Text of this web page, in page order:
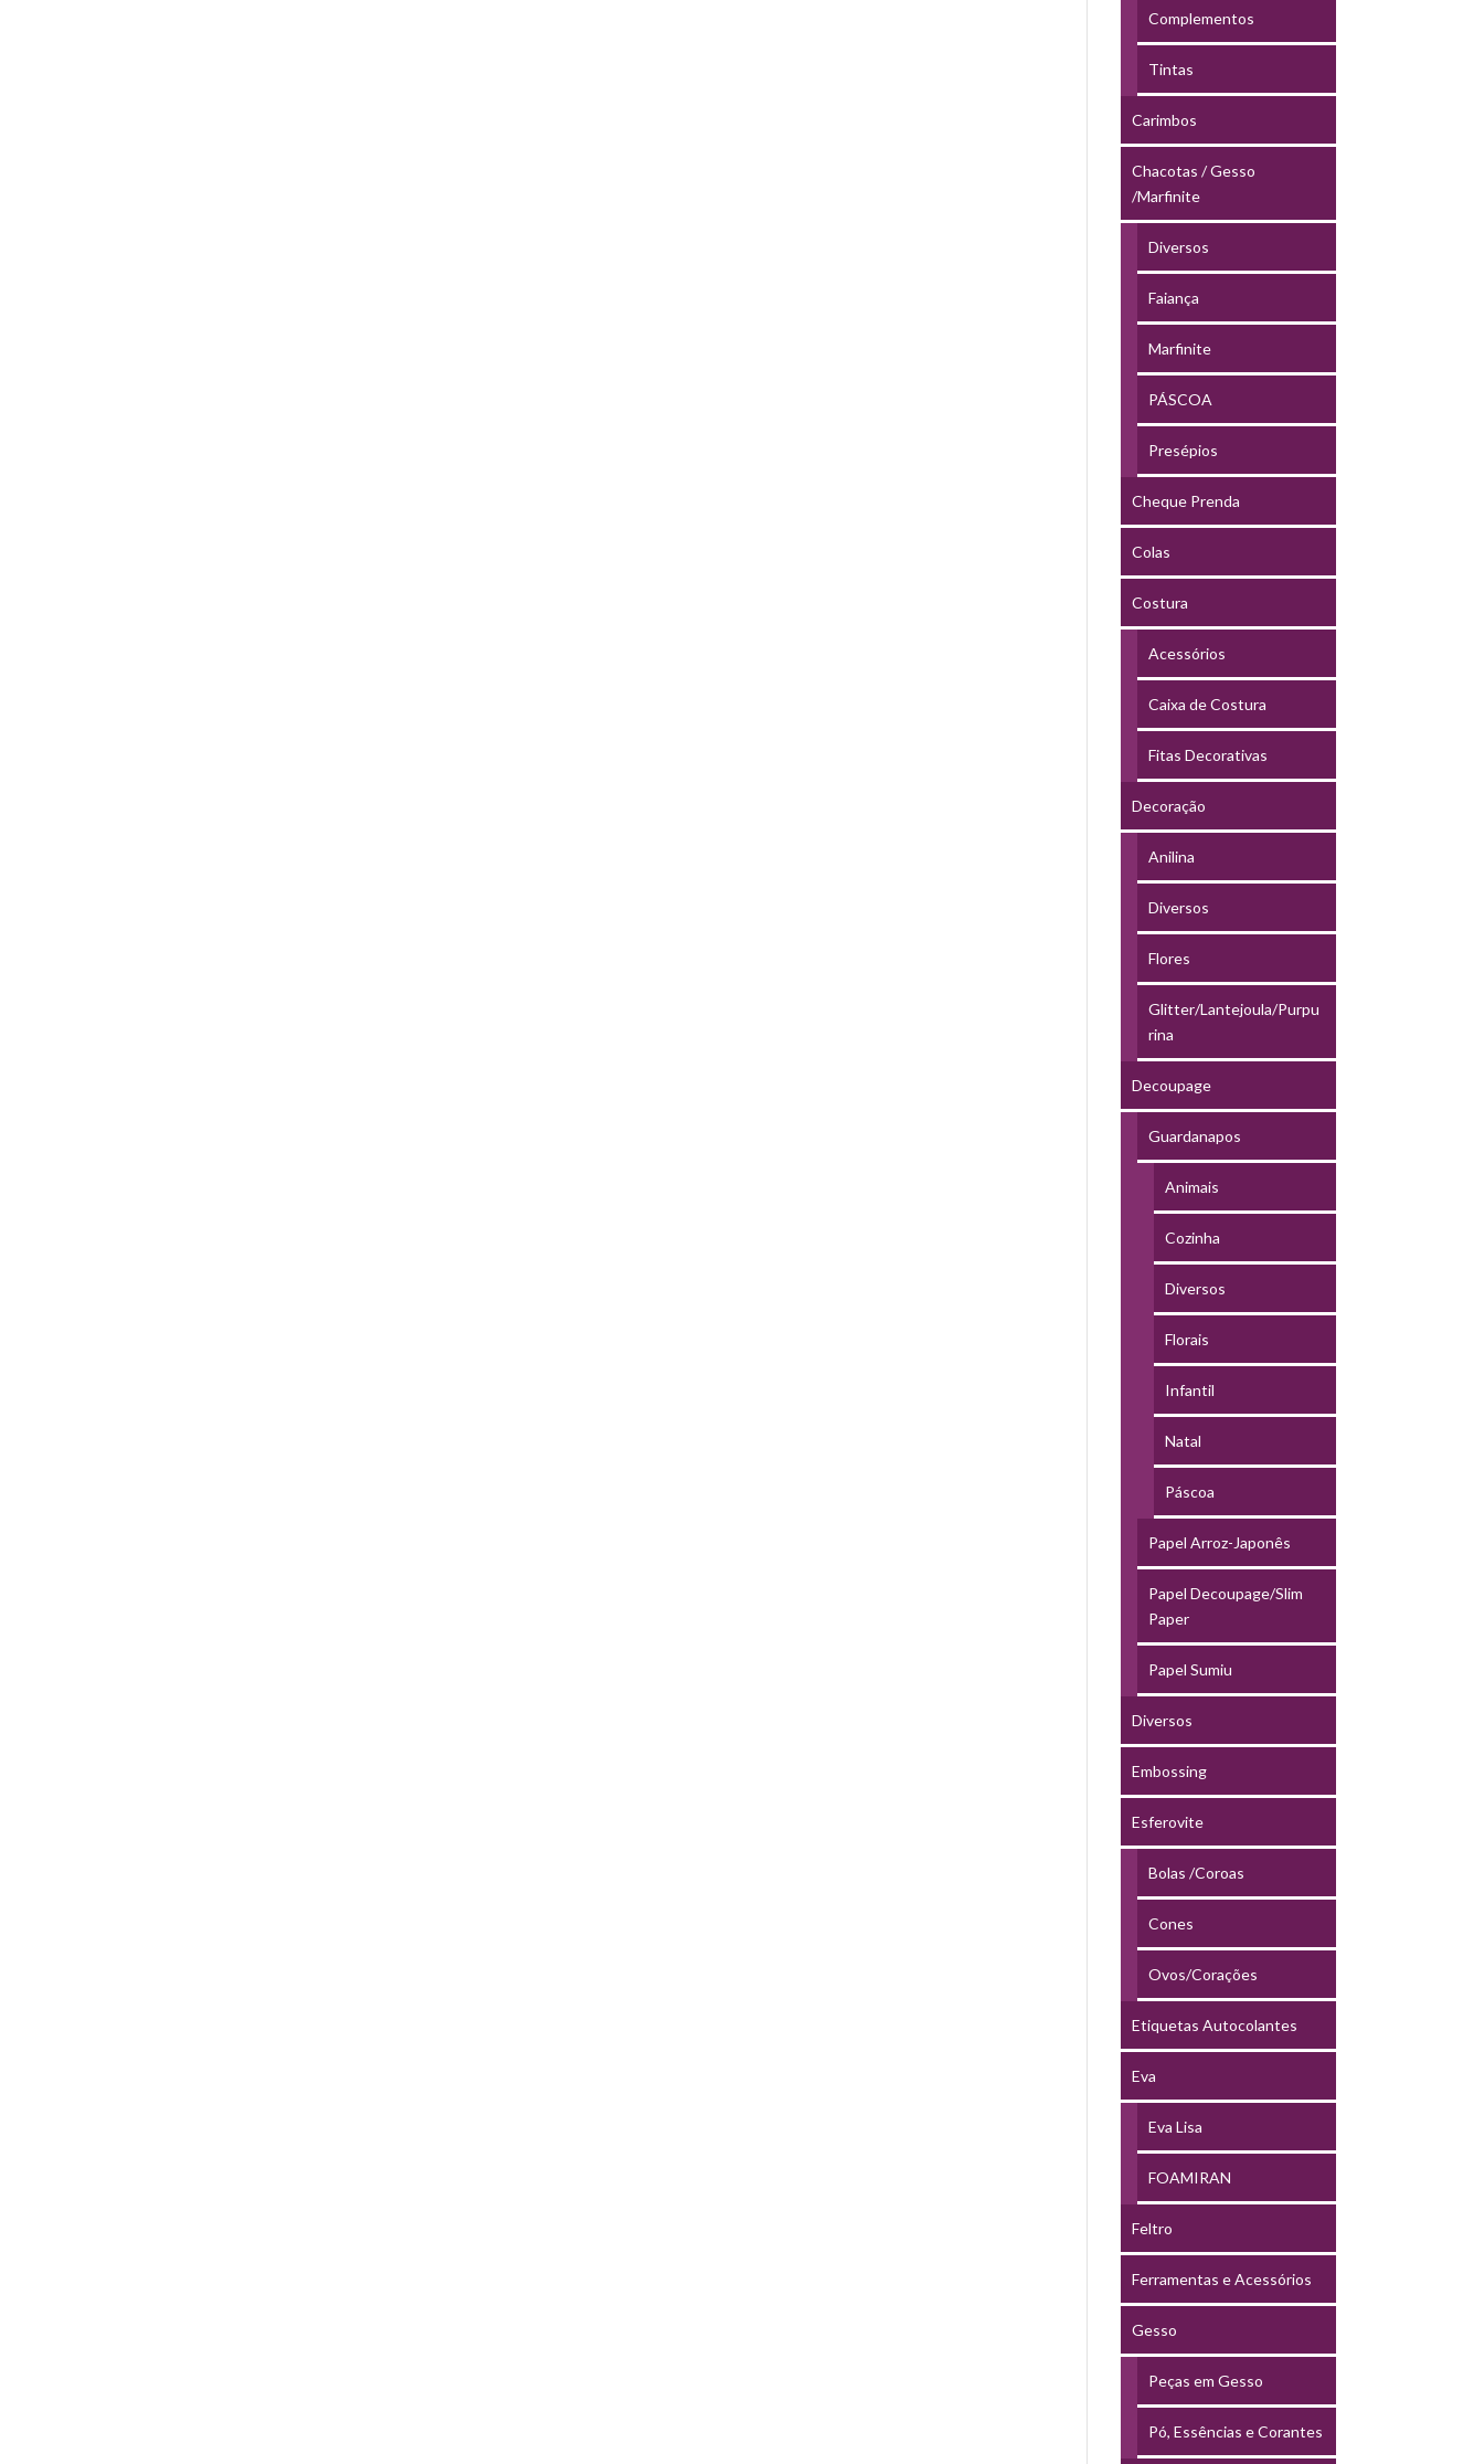
Complementos
Tintas
Carimbos
Chacotas / Gesso
/Marfinite
Diversos
Faiança
Marfinite
PÁSCOA
Presépios
Cheque Prenda
Colas
Costura
Acessórios
Caixa de Costura
Fitas Decorativas
Decoração
Anilina
Diversos
Flores
Glitter/Lantejoula/Purpu
rina
Decoupage
Guardanapos
Animais
Cozinha
Diversos
Florais
Infantil
Natal
Páscoa
Papel Arroz-Japonês
Papel Decoupage/Slim
Paper
Papel Sumiu
Diversos
Embossing
Esferovite
Bolas /Coroas
Cones
Ovos/Corações
Etiquetas Autocolantes
Eva
Eva Lisa
FOAMIRAN
Feltro
Ferramentas e Acessórios
Gesso
Peças em Gesso
Pó, Essências e Corantes